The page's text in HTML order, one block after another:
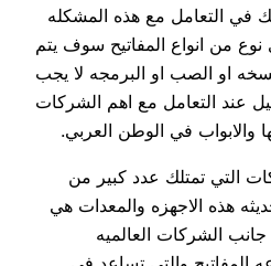
في التعامل مع هذه المشكله
من انواع المفاتيح سوف يتم
او الصب او البرمجه لا يجب
عند التعامل مع اهم الشركات
والابواب في الوطن العربي.
التي تمتلك عدد كبير من
هذه الاجهزه والمعدات هي
جانب الشركات العالميه